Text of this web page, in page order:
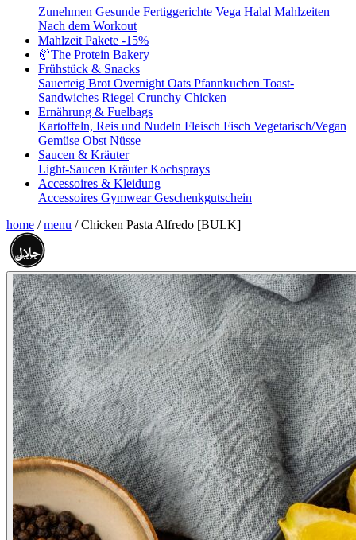
Zunehmen Gesunde Fertiggerichte Vega Halal Mahlzeiten
Nach dem Workout
Mahlzeit Pakete -15%
🥐The Protein Bakery
Frühstück & Snacks
Sauerteig Brot Overnight Oats Pfannkuchen Toast-
Sandwiches Riegel Crunchy Chicken
Ernährung & Fuelbags
Kartoffeln, Reis und Nudeln Fleisch Fisch Vegetarisch/Vegan
Gemüse Obst Nüsse
Saucen & Kräuter
Light-Saucen KräuterKochsprays
Accessoires & Kleidung
Accessoires GymwearGeschenkgutschein
home / menu / Chicken Pasta Alfredo [BULK]
حلال
HALAL